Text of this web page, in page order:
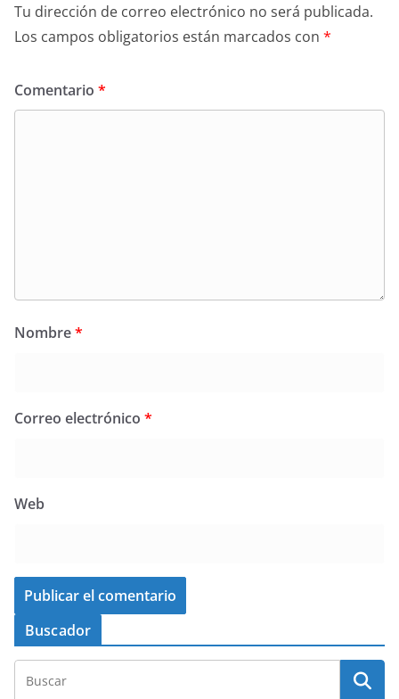
Tu dirección de correo electrónico no será publicada.
Los campos obligatorios están marcados con *
Comentario *
Nombre*
Correo electrónico *
Web
Buscador